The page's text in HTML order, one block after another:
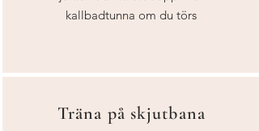
kallbadtunna om du törs
Träna på skjutbana